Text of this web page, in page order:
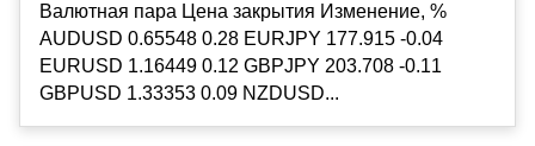
Валютная пара Цена закрытия Изменение, %
AUDUSD 0.65548 0.28 EURJPY 177.915 -0.04
EURUSD 1.16449 0.12 GBPJPY 203.708 -0.11
GBPUSD 1.33353 0.09 NZDUSD...